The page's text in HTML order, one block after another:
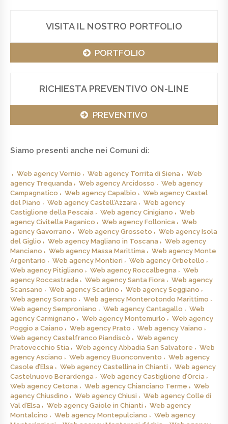
VISITA IL NOSTRO PORTFOLIO
PORTFOLIO
RICHIESTA PREVENTIVO ON-LINE
PREVENTIVO
Siamo presenti anche nei Comuni di:
Web agency Vernio Web agency Torrita di Siena
Web
agency Trequanda
Web agency Arcidosso
Web agency
Campagnatico
Web agency Capalbio
Web agency Castel
del Piano
Web agency Castell’Azzara
Web agency
Castiglione della Pescaia
Web agency Cinigiano
Web
agency Civitella Paganico
Web agency Follonica
Web
agency Gavorrano
Web agency Grosseto
Web agency Isola
del Giglio
Web agency Magliano in Toscana
Web agency
Manciano
Web agency Massa Marittima
Web agency Monte
Argentario
Web agency Montieri
Web agency Orbetello
Web agency Pitigliano
Web agency Roccalbegna
Web
agency Roccastrada
Web agency Santa Fiora
Web agency
Scansano
Web agency Scarlino
Web agency Seggiano
Web agency Sorano
Web agency Monterotondo Marittimo
Web agency Semproniano
Web agency Cantagallo
Web
agency Carmignano
Web agency Montemurlo
Web agency
Poggio a Caiano
Web agency Prato
Web agency Vaiano
Web agency Castelfranco Piandiscò
Web agency
Pratovecchio Stia
Web agency Abbadia San Salvatore
Web
agency Asciano
Web agency Buonconvento
Web agency
Casole d’Elsa
Web agency Castellina in Chianti
Web agency
Castelnuovo Berardenga
Web agency Castiglione d’Orcia
Web agency Cetona
Web agency Chianciano Terme
Web
agency Chiusdino
Web agency Chiusi
Web agency Colle di
Val d’Elsa
Web agency Gaiole in Chianti
Web agency
Montalcino
Web agency Montepulciano
Web agency